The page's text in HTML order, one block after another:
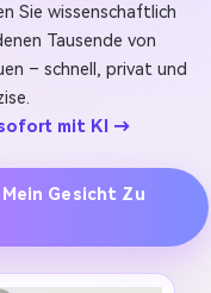
Sie wissenschaftlich
Tausende von
– schnell, privat und
sofort mit KI →
Gesicht Zu